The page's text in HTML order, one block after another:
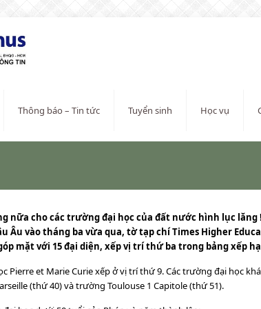
Thông báo – Tin tức Tuyển sinh Học vụ
nữa cho các trường đại học của đất nước hình lục
Âu vào tháng ba vừa qua, tờ tạp chí Times Higher
mặt với 15 đại diện, xếp vị trí thứ ba trong bảng xếp
Pierre et Marie Curie xếp ở vị trí thứ 9. Các trường đại học
(thứ 40) và trường Toulouse 1 Capitole (thứ 51).